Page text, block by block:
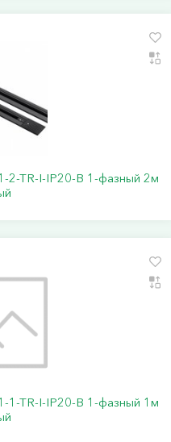
2-TR-I-IP20-B 1-фазный 2м
1-TR-I-IP20-B 1-фазный 1м